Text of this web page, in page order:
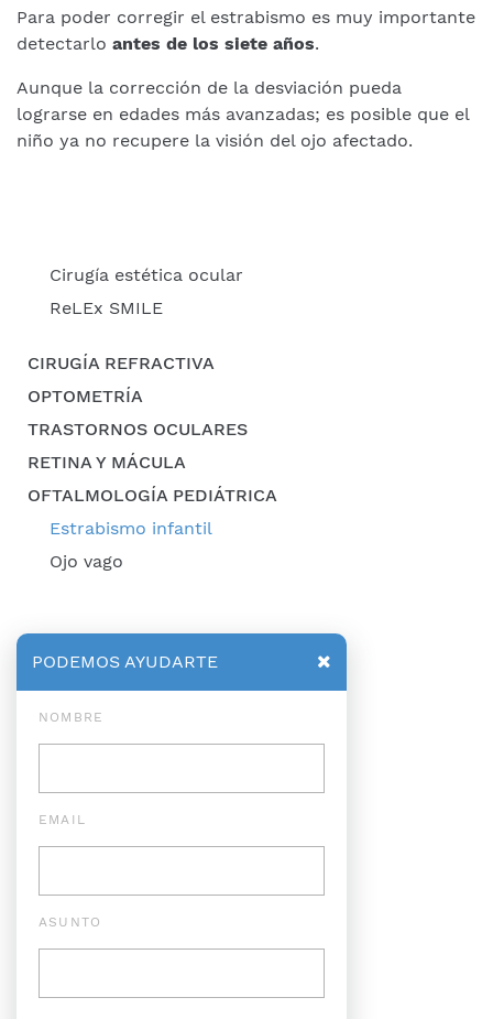
Para poder corregir el estrabismo es muy importante
detectarlo antes de los siete años.
Aunque la corrección de la desviación pueda
lograrse en edades más avanzadas; es posible que el
niño ya no recupere la visión del ojo afectado.
Cirugía estética ocular
ReLEx SMILE
CIRUGÍA REFRACTIVA
OPTOMETRÍA
TRASTORNOS OCULARES
RETINA Y MÁCULA
OFTALMOLOGÍA PEDIÁTRICA
Estrabismo infantil
Ojo vago
PODEMOS AYUDARTE
NOMBRE
EMAIL
ASUNTO